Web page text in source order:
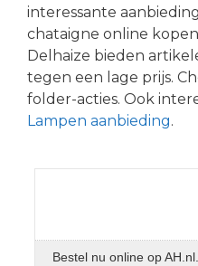
interessante
chataigne online
Delhaize bieden
tegen een lage prijs.
folder-acties. Ook
Lampen aanbieding.
Bestel nu online op